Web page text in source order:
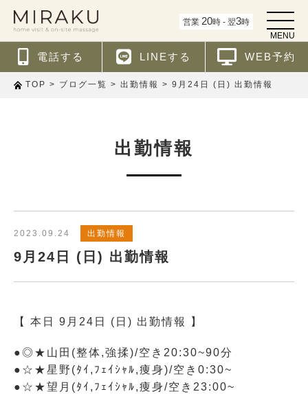
営業 20時 - 翌3時
t
o
g
l
MENU
電話する LINEする WEB予約
TOP > ブログ一覧 > 出勤情報 > 9月24日 (日) 出勤情報
出勤情報
2023.09.24 出勤情報
9月24日 (日) 出勤情報
【 本日 9月24日 (日) 出勤情報 】
●◎★山田(整体,強揉)/空き20:30~90分
●☆★星野(ﾀｲ,ﾌｪｲｼｬﾙ,痩身)/空き0:30~
●☆★望月(ﾀｲ,ﾌｪｲｼｬﾙ,痩身/空き23:00~